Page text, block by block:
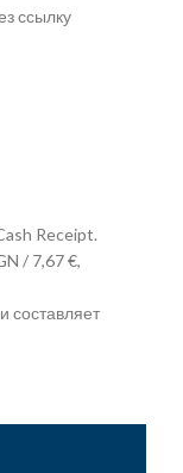
ссылку
Receipt.
/ 7,67 €,
составляет